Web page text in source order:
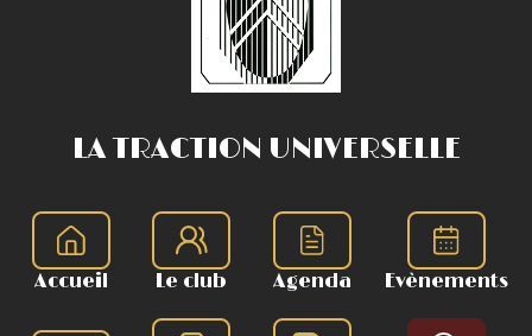
LA TRACTION UNIVERSELLE
Accueil Le club Agenda Evènements